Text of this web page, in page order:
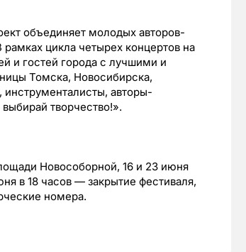
объединяет молодых авторов-
цикла четырех концертов на
и гостей города с лучшими и
Томска, Новосибирска,
авторы-
творчество!».
Новособорной, 16 и 23 июня
в 18 часов — закрытие фестиваля,
номера.